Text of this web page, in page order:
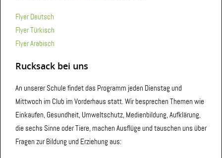
Flyer Deutsch
Flyer Türkisch
Flyer Arabisch
Rucksack bei uns
An unserer Schule findet das Programm jeden Dienstag und
Mittwoch im Club im Vorderhaus statt. Wir besprechen Themen wie
Einkaufen, Gesundheit, Umweltschutz, Medienbildung, Aufklärung,
die sechs Sinne oder Tiere, machen Ausflüge und tauschen uns über
Fragen zur Bildung und Erziehung aus: